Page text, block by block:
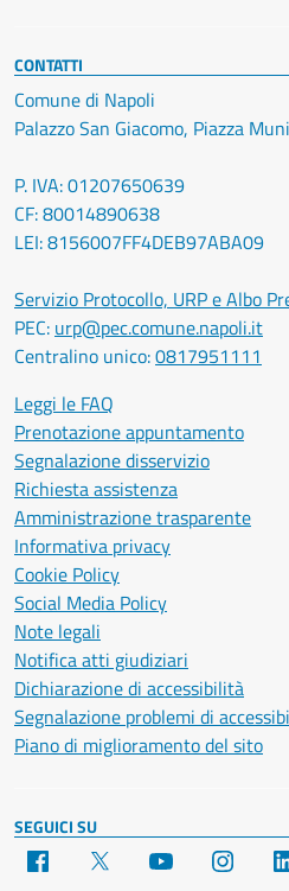
CONTATTI
Comune di Napoli
Palazzo San Giacomo, Piazza
P. IVA: 01207650639
CF: 80014890638
LEI: 8156007FF4DEB97ABA09
Servizio Protocollo, URP e Albo
PEC: urp@pec.comune.napoli.it
Centralino unico:0817951111
Leggi le FAQ
Prenotazione appuntamento
Segnalazione disservizio
Richiesta assistenza
Amministrazione trasparente
Informativa privacy
Cookie Policy
Social Media Policy
Note legali
Notifica atti giudiziari
Dichiarazione di accessibilità
Segnalazione problemi di
Piano di miglioramento del sito
SEGUICI SU
Facebook YouTube